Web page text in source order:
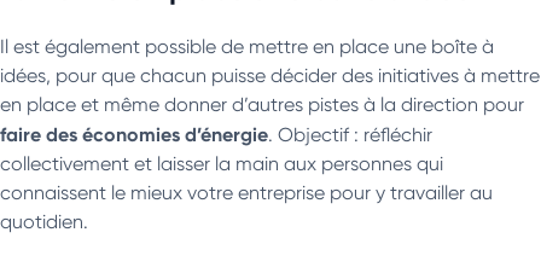
Il est également possible de mettre en place une boîte à
idées, pour que chacun puisse décider des initiatives à mettre
en place et même donner d’autres pistes à la direction pour
faire des économies d’énergie. Objectif : réfléchir
collectivement et laisser la main aux personnes qui
connaissent le mieux votre entreprise pour y travailler au
quotidien.